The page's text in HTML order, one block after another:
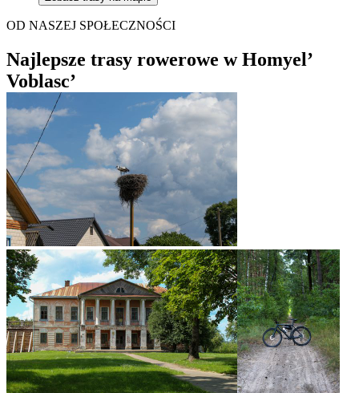
OD NASZEJ SPOŁECZNOŚCI
Najlepsze trasy rowerowe w Homyel’
Voblasc’